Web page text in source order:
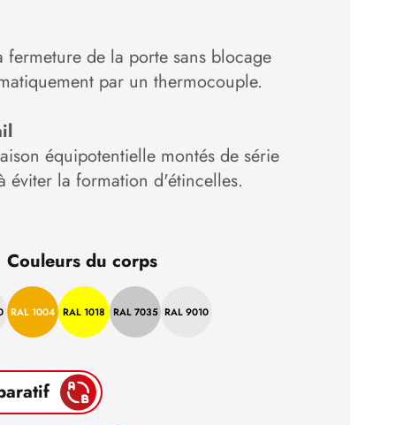
de la porte sans blocage
par un thermocouple.
équipotentielle montés de série
éviter la formation d'étincelles.
Couleurs du corps
RAL 1004 RAL 1018 RAL 7035 RAL 9010